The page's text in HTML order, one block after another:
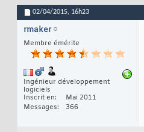
02/04/2015, 16h23
rmaker
Membre émérite
Ingénieur développement
logiciels
Inscrit en
Mai 2011
Messages
366